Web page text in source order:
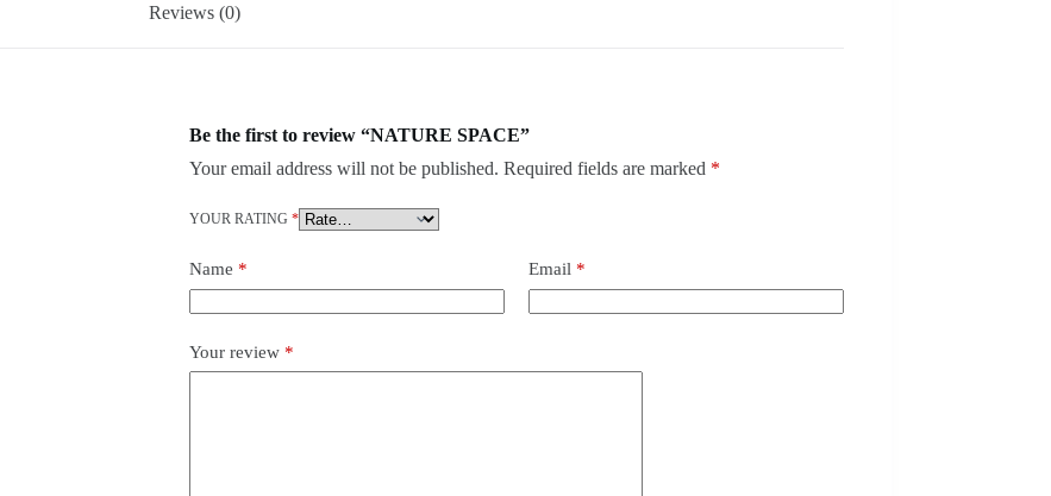
Reviews (0)
Be the first to review “NATURE SPACE”
Your email address will not be published. Required fields are marked *
YOUR RATING *
Name * Email*
Your review *